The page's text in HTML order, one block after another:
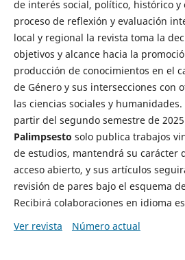
de interés social, político, histórico y
proceso de reflexión y evaluación
local y regional la revista toma la
objetivos y alcance hacia la
producción de conocimientos en el
de Género y sus intersecciones con
las ciencias sociales y
partir del segundo semestre de
Palimpsesto solo publica trabajos
de estudios, mantendrá su carácter
acceso abierto, y sus artículos
revisión de pares bajo el esquema
Recibirá colaboraciones en idioma
Ver revista
Número actual